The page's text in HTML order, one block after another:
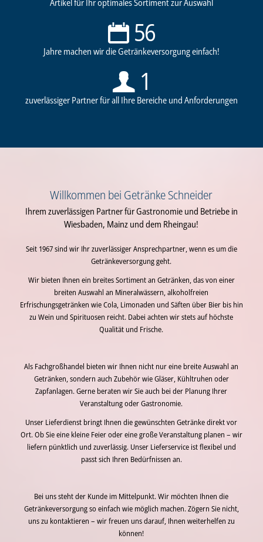
Artikel für Ihr optimales Sortiment zur Auswahl
56
Jahre machen wir die Getränkeversorgung einfach!
1
zuverlässiger Partner für all Ihre Bereiche und Anforderungen
Willkommen bei Getränke Schneider
Ihrem zuverlässigen Partner für Gastronomie und Betriebe in
Wiesbaden, Mainz und dem Rheingau!
Seit 1967 sind wir Ihr zuverlässiger Ansprechpartner, wenn es um die
Getränkeversorgung geht.
Wir bieten Ihnen ein breites Sortiment an Getränken, das von einer
breiten Auswahl an Mineralwässern, alkoholfreien
Erfrischungsgetränken wie Cola, Limonaden und Säften über Bier bis hin
zu Wein und Spirituosen reicht. Dabei achten wir stets auf höchste
Qualität und Frische.
Als Fachgroßhandel bieten wir Ihnen nicht nur eine breite Auswahl an
Getränken, sondern auch Zubehör wie Gläser, Kühltruhen oder
Zapfanlagen. Gerne beraten wir Sie auch bei der Planung Ihrer
Veranstaltung oder Gastronomie.
Unser Lieferdienst bringt Ihnen die gewünschten Getränke direkt vor
Ort. Ob Sie eine kleine Feier oder eine große Veranstaltung planen – wir
liefern pünktlich und zuverlässig. Unser Lieferservice ist flexibel und
passt sich Ihren Bedürfnissen an.
Bei uns steht der Kunde im Mittelpunkt. Wir möchten Ihnen die
Getränkeversorgung so einfach wie möglich machen. Zögern Sie nicht,
uns zu kontaktieren – wir freuen uns darauf, Ihnen weiterhelfen zu
können!